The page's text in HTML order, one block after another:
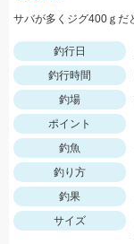
釣行日
釣行時間
釣場
ポイント
釣魚
釣り方
釣果
サイズ